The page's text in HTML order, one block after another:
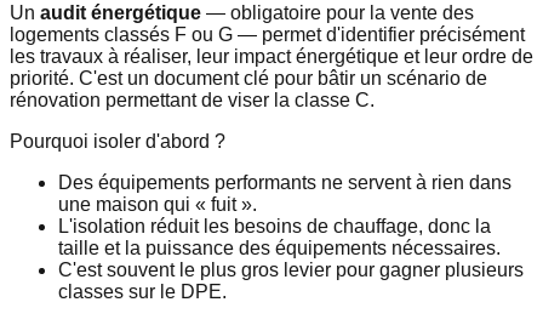
Un audit énergétique — obligatoire pour la vente des
logements classés F ou G — permet d'identifier précisément
les travaux à réaliser, leur impact énergétique et leur ordre de
priorité. C'est un document clé pour bâtir un scénario de
rénovation permettant de viser la classe C.
Pourquoi isoler d'abord ?
Des équipements performants ne servent à rien dans
une maison qui « fuit ».
L'isolation réduit les besoins de chauffage, donc la
taille et la puissance des équipements nécessaires.
C'est souvent le plus gros levier pour gagner plusieurs
classes sur le DPE.